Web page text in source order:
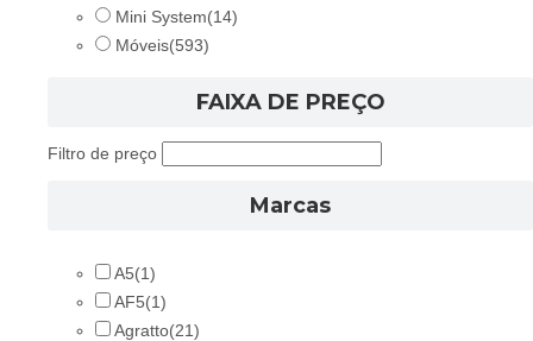
Mini System(14)
Móveis(593)
FAIXA DE PREÇO
Filtro de preço
Marcas
A5(1)
AF5(1)
Agratto(21)